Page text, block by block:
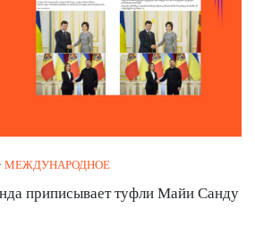
·МЕЖДУНАРОДНОЕ
приписывает туфли Майи Санду